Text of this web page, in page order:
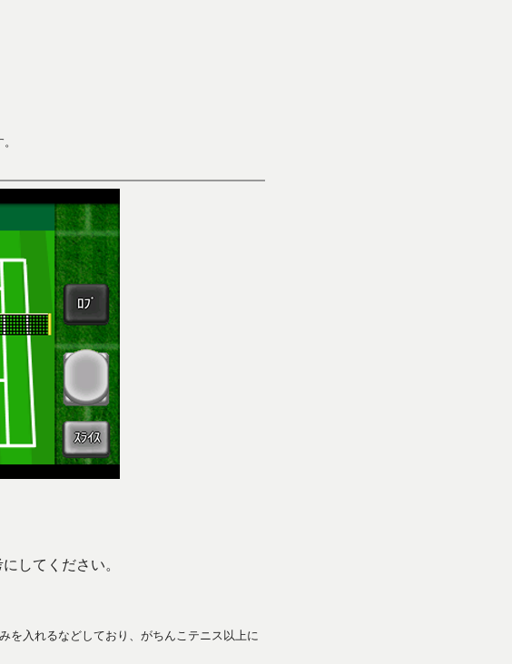
してください。
を入れるなどしており、がちんこテニス以上に